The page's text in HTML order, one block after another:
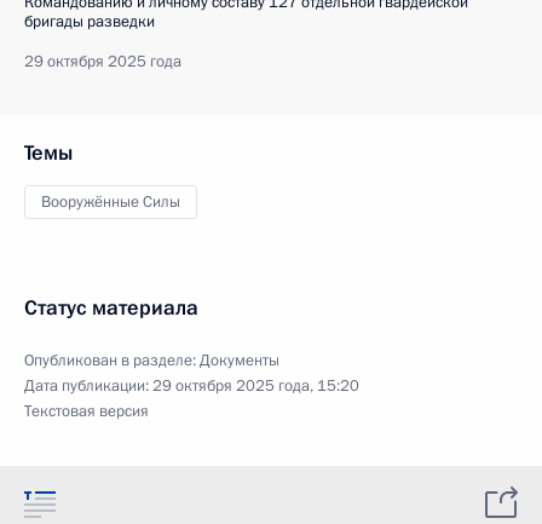
бригады разведки
29 октября 2025 года
Темы
Вооружённые Силы
Статус материала
Опубликован в разделе:Документы
Дата публикации:29 октября 2025 года, 15:20
Текстовая версия